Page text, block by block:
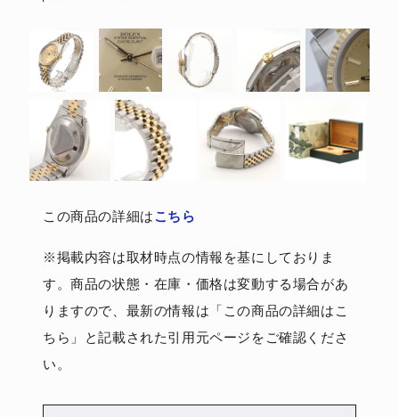
この商品の詳細はこちら
※掲載内容は取材時点の情報を基にしておりま
す。商品の状態・在庫・価格は変動する場合があ
りますので、最新の情報は「この商品の詳細はこ
ちら」と記載された引用元ページをご確認くださ
い。